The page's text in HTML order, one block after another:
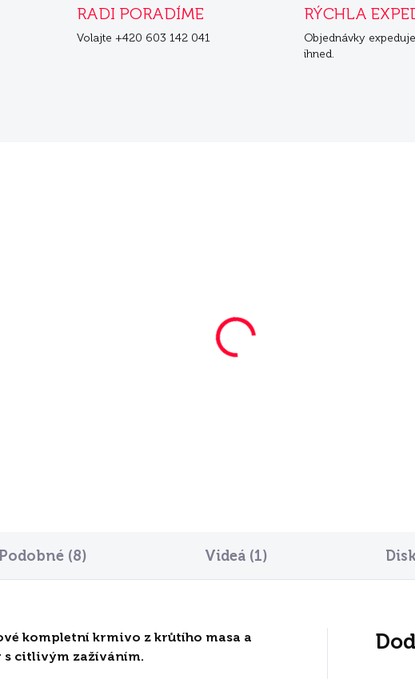
RADI PORADÍME
Volajte +420 603 142 041
RÝCHLA
Objednávky
ihned.
Podobné (8) Videá (1)
kompletní krmivo z krůtího masa a
s citlivým zažíváním.